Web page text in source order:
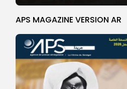
APS MAGAZINE VERSION AR